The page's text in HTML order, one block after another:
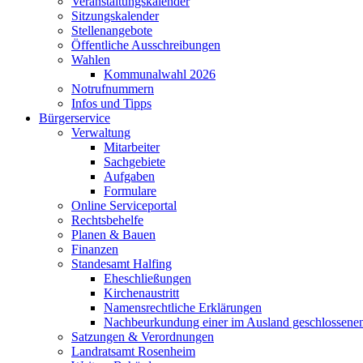
Sitzungskalender
Stellenangebote
Öffentliche Ausschreibungen
Wahlen
Kommunalwahl 2026
Notrufnummern
Infos und Tipps
Bürgerservice
Verwaltung
Mitarbeiter
Sachgebiete
Aufgaben
Formulare
Online Serviceportal
Rechtsbehelfe
Planen & Bauen
Finanzen
Standesamt Halfing
Eheschließungen
Kirchenaustritt
Namensrechtliche Erklärungen
Nachbeurkundung einer im Ausland
Satzungen & Verordnungen
Landratsamt Rosenheim